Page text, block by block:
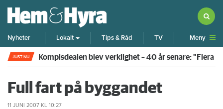
Nyheter Lokalt Tips & Råd TV Meny
JUST NU Kompisdealen blev verklighet – 40 år senare: "Flera
Full fart på byggandet
11 JUNI 2007 KL 10:27